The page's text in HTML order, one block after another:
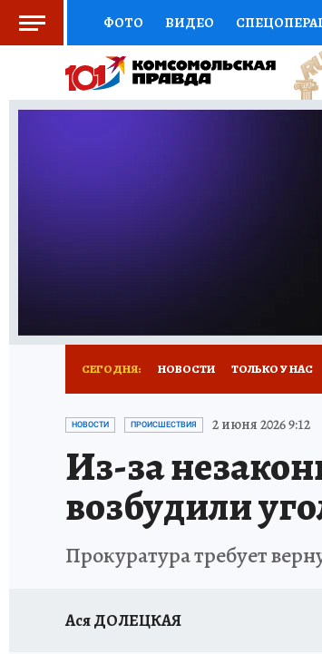
ФОТО ВИДЕО
СОЦПОДДЕРЖКА НАУКА
ВЫБОР ЭКСПЕРТОВ ДОКТОР
СЕГОДНЯ: НОВОСТИ ТОЛЬКО У НАС
ЗАПОВЕДНАЯ РОССИЯ
НОВОСТИ ПРОИСШЕСТВИЯ 2 июня 2026 9:12
Из-за
возбудили
Прокуратура требует
Ася ДОЛЕЦКАЯ